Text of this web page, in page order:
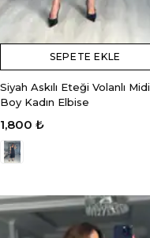
SEPETE EKLE
Siyah Askılı Eteği Volanlı Midi
Boy Kadın Elbise
1,800 ₺